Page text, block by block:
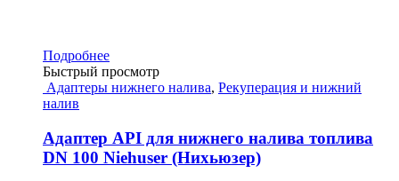
Подробнее
Быстрый просмотр
Адаптеры нижнего налива, Рекуперация и нижний
налив
Адаптер API для нижнего налива топлива
DN 100 Niehuser (Нихьюзер)